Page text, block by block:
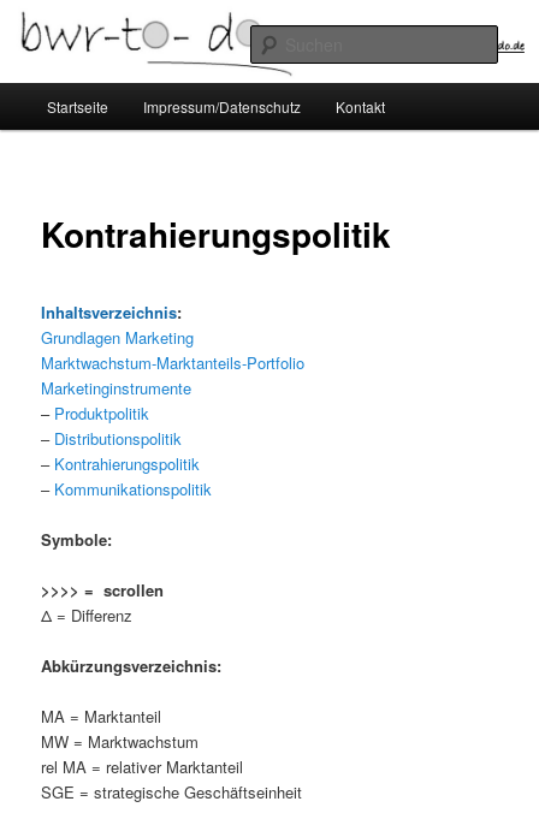
Zum
primären
springen
Betriebswirtschaftslehre zum Selbststudium
Startseite Impressum/Datenschutz Kontakt
Kontrahierungspolitik
Inhaltsverzeichnis:
Grundlagen Marketing
Marktwachstum-Marktanteils-Portfolio
Marketinginstrumente
– Produktpolitik
– Distributionspolitik
– Kontrahierungspolitik
– Kommunikationspolitik
Symbole:
>>>> = scrollen
Δ = Differenz
Abkürzungsverzeichnis:
MA = Marktanteil
MW = Marktwachstum
rel MA = relativer Marktanteil
SGE = strategische Geschäftseinheit